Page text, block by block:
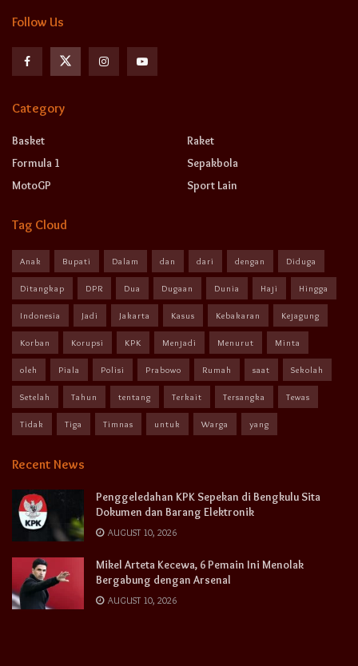
Follow Us
Category
Basket
Formula 1
MotoGP
Raket
Sepakbola
Sport Lain
Tag Cloud
Anak Bupati Dalam dan dari dengan Diduga
Ditangkap DPR Dua Dugaan Dunia Haji Hingga
Indonesia Jadi Jakarta Kasus Kebakaran Kejagung
Korban Korupsi KPK Menjadi Menurut Minta
oleh Piala Polisi Prabowo Rumah saat Sekolah
Setelah Tahun tentang Terkait Tersangka Tewas
Tidak Tiga Timnas untuk Warga yang
Recent News
Penggeledahan KPK Sepekan di Bengkulu Sita
Dokumen dan Barang Elektronik
AUGUST 10, 2026
Mikel Arteta Kecewa, 6 Pemain Ini Menolak
Bergabung dengan Arsenal
AUGUST 10, 2026